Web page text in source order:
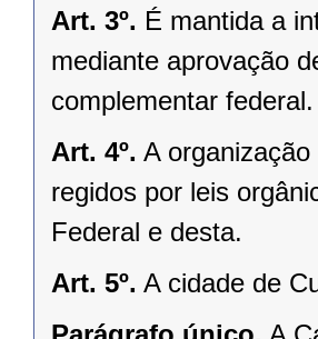
Art. 3º. É mantida a
mediante aprovação
complementar federal.
Art. 4º. A
regidos por leis
Federal e desta.
Art. 5º. A cidade de